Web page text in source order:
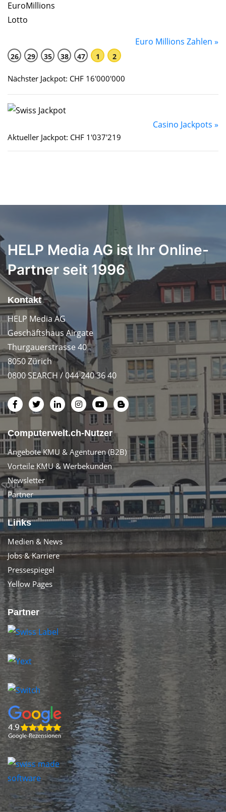
Euro Millions Zahlen »
26 29 35 38 47 1 2
Nächster Jackpot: CHF 16'000'000
Casino Jackpots »
Aktueller Jackpot: CHF 1'037'219
HELP Media AG ist Ihr Online-
Partner seit 1996
Kontakt
HELP Media AG
Geschäftshaus Airgate
Thurgauerstrasse 40
8050 Zürich
0800 SEARCH / 044 240 36 40
Computerwelt.ch-Nutzer
Angebote KMU & Agenturen (B2B)
Vorteile KMU & Werbekunden
Newsletter
Partner
Links
Medien & News
Jobs & Karriere
Pressespiegel
Yellow Pages
Partner